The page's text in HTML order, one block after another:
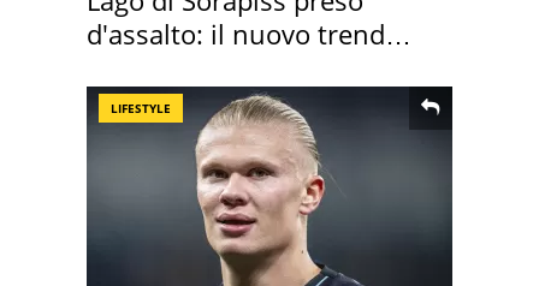
d'assalto: il nuovo trend
LIFESTYLE